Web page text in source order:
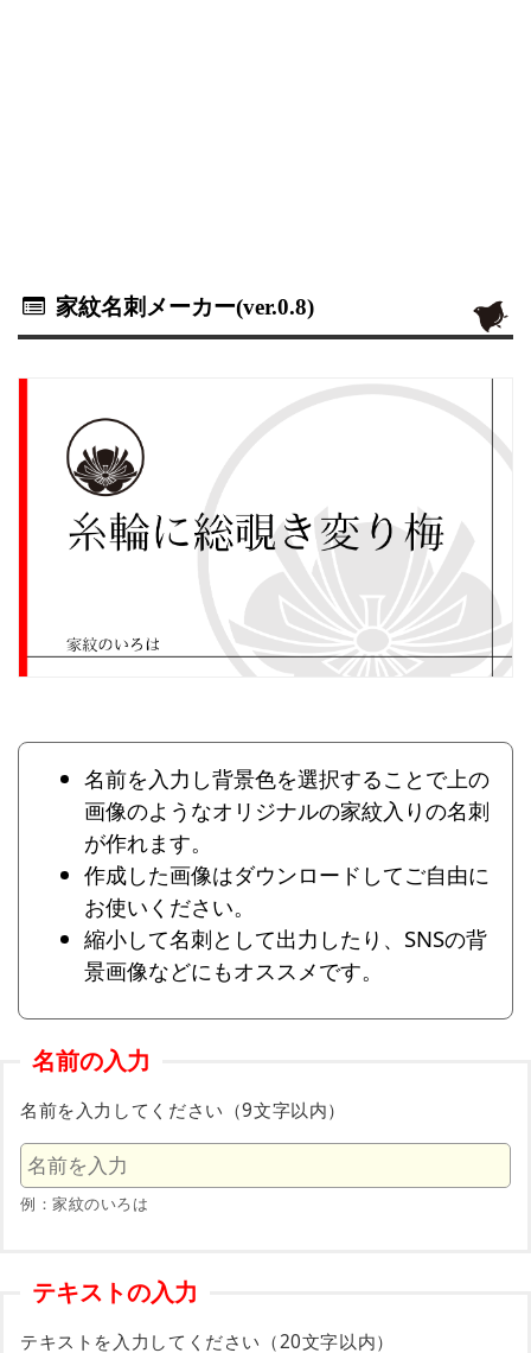
家紋名刺メーカー(ver.0.8)
名前を入力し背景色を選択することで上の
画像のようなオリジナルの家紋入りの名刺
が作れます。
作成した画像はダウンロードしてご自由に
お使いください。
縮小して名刺として出力したり、SNSの背
景画像などにもオススメです。
名前の入力
名前を入力してください（9文字以内）
例：家紋のいろは
テキストの入力
テキストを入力してください（20文字以内）